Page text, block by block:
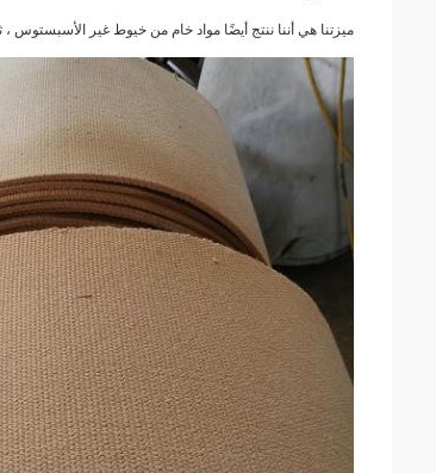
ميزتنا هي أننا ننتج أيضًا مواد خام من خيوط غير الأسبستوس ،